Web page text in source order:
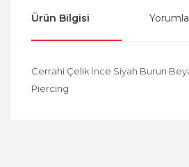
Ürün Bilgisi
Cerrahi Çelik İnce Siyah Burun
Piercing